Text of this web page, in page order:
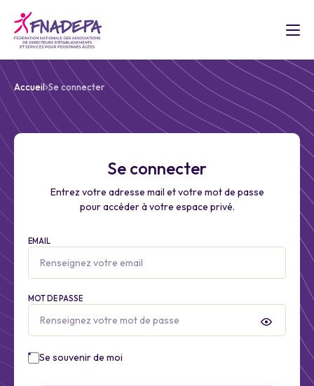
Accueil Se connecter
Se connecter
Entrez votre adresse mail et votre mot de passe
pour accéder à votre espace privé.
EMAIL
MOT DE PASSE
Se souvenir de moi